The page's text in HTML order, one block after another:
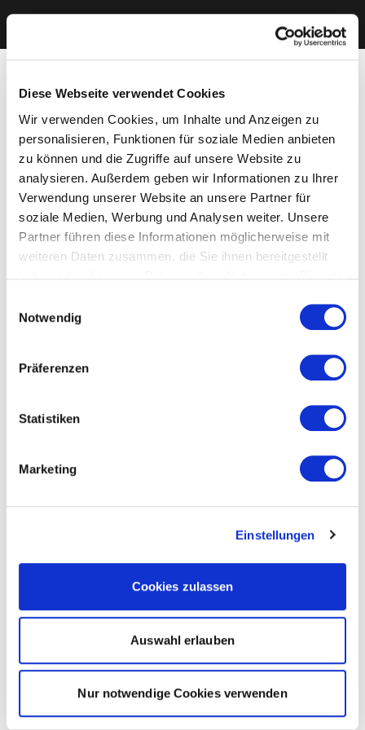
Diese Webseite verwendet Cookies
Wir verwenden Cookies, um Inhalte und Anzeigen zu
personalisieren, Funktionen für soziale Medien anbieten
zu können und die Zugriffe auf unsere Website zu
analysieren. Außerdem geben wir Informationen zu Ihrer
Verwendung unserer Website an unsere Partner für
soziale Medien, Werbung und Analysen weiter. Unsere
Partner führen diese Informationen möglicherweise mit
weiteren Daten zusammen, die Sie ihnen bereitgestellt
Cookies, wenn Sie unsere Webseite weiterhin nutzen.
Notwendig
Präferenzen
Statistiken
Marketing
Einstellungen
Cookies zulassen
Auswahl erlauben
Nur notwendige Cookies verwenden